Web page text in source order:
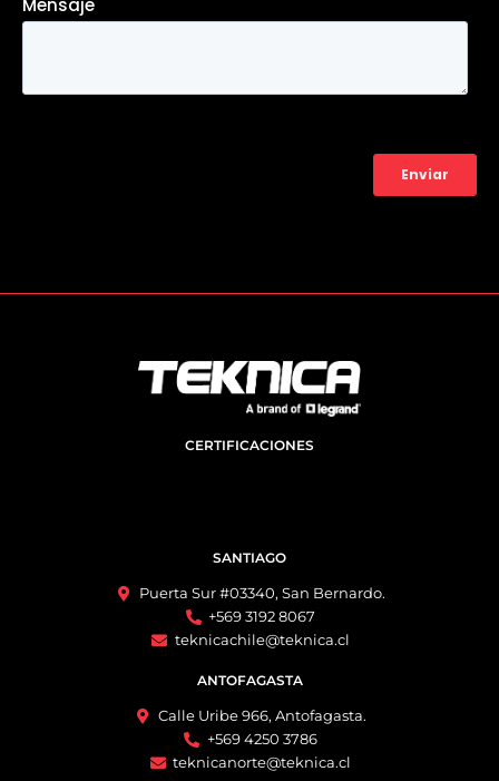
CERTIFICACIONES
SANTIAGO
Puerta Sur #03340, San Bernardo.
+569 3192 8067
teknicachile@teknica.cl
ANTOFAGASTA
Calle Uribe 966, Antofagasta.
+569 4250 3786
teknicanorte@teknica.cl